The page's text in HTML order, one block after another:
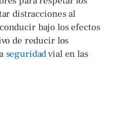
distracciones al
bajo los efectos
de reducir los
seguridadvial en las